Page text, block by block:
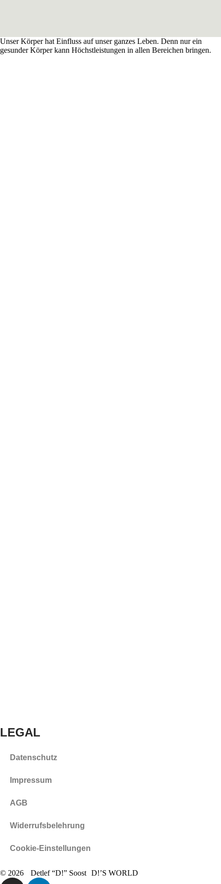
Unser Körper hat Einfluss auf unser ganzes Leben. Denn nur ein
gesunder Körper kann Höchstleistungen in allen Bereichen bringen.
LEGAL
Datenschutz
Impressum
AGB
Widerrufsbelehrung
Cookie-Einstellungen
© 2026 Detlef “D!” Soost D!’S WORLD